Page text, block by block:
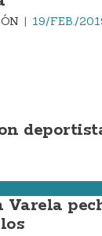
19/FEB./